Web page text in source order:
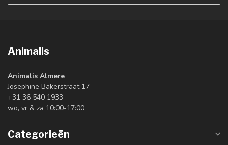
Animalis
Animalis Almere
Josephine Bakerstraat 17
+31 36 540 1933
wo, vr & za 10:00-17:00
Categorieën